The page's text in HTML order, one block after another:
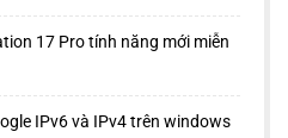
17 Pro tính năng mới miễn
IPv6 và IPv4 trên windows